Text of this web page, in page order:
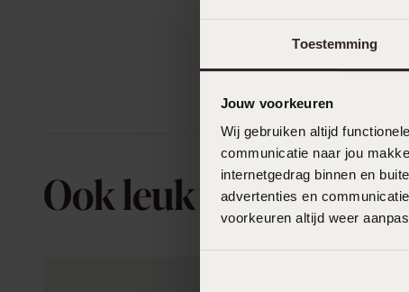
Toestemming
Jouw voorkeuren
Wij gebruiken altijd
communicatie naar jou
internetgedrag binnen en
advertenties en
voorkeuren altijd weer
Ook leuk voor jou